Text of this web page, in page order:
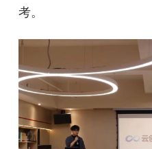
考。